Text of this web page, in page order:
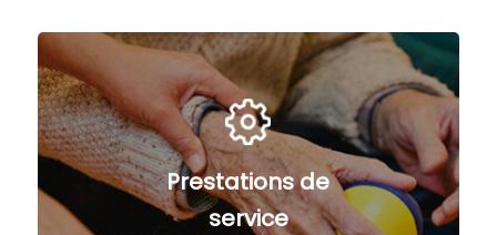
Prestations de
service